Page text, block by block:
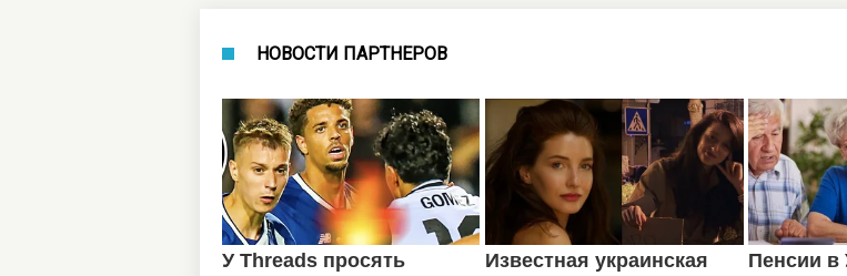
НОВОСТИ ПАРТНЕРОВ